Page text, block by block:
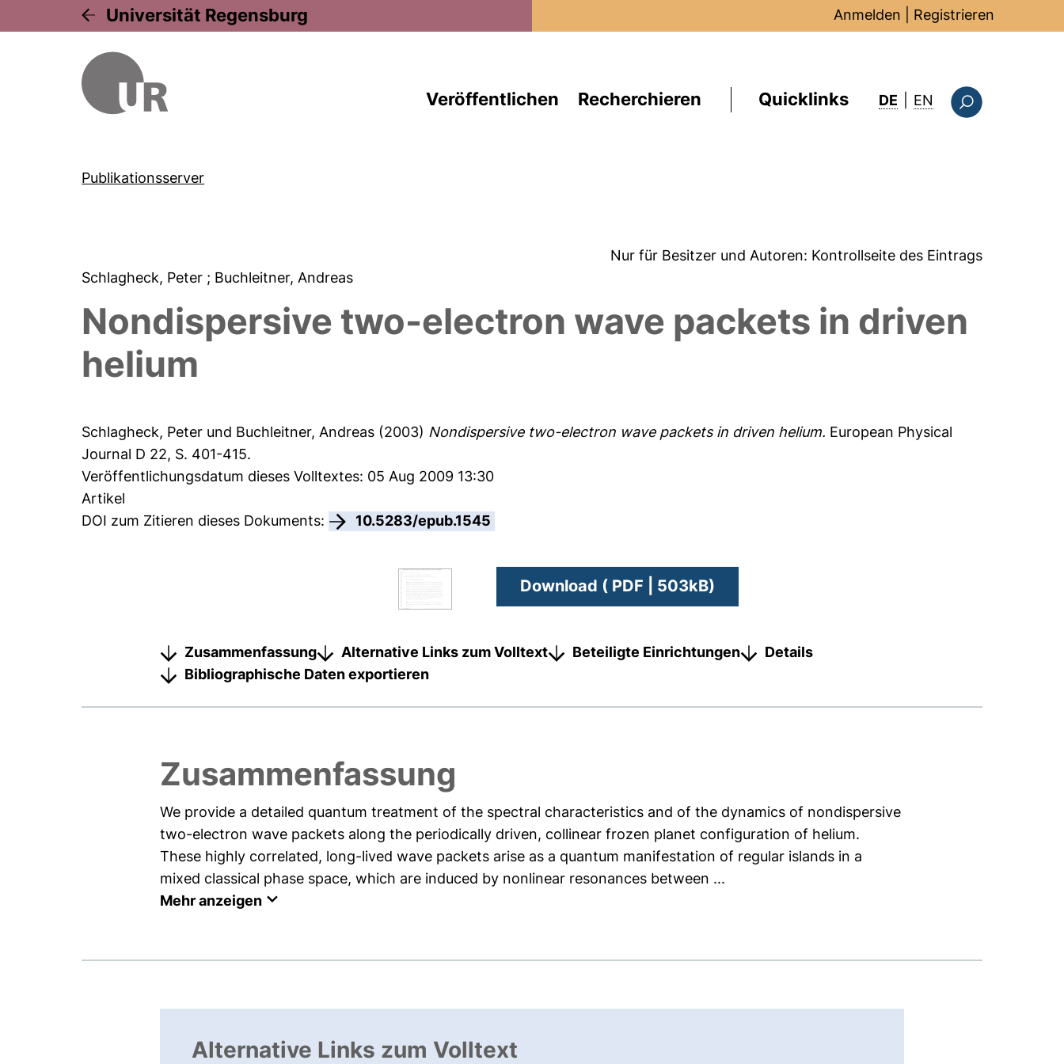
Universität Regensburg Anmelden Registrieren
Veröffentlichen Recherchieren Quicklinks DE EN : this page in
Publikationsserver
Nur für Besitzer und Autoren: Kontrollseite des Eintrags
Schlagheck, Peter ; Buchleitner, Andreas
Nondispersive two-electron wave packets in driven
helium
Schlagheck, Peter und Buchleitner, Andreas (2003) Nondispersive two-electron wave packets in driven helium. European Physical
Journal D 22, S. 401-415.
Veröffentlichungsdatum dieses Volltextes: 05 Aug 2009 13:30
Artikel
DOI zum Zitieren dieses Dokuments:
10.5283/epub.1545
Download ( PDF | 503kB)
Zusammenfassung Alternative Links zum Volltext Beteiligte Einrichtungen
Details
Bibliographische Daten exportieren
Zusammenfassung
We provide a detailed quantum treatment of the spectral characteristics and of the dynamics of nondispersive
two-electron wave packets along the periodically driven, collinear frozen planet configuration of helium.
These highly correlated, long-lived wave packets arise as a quantum manifestation of regular islands in a
mixed classical phase space, which are induced by nonlinear resonances between ...
Mehr anzeigen
Alternative Links zum Volltext